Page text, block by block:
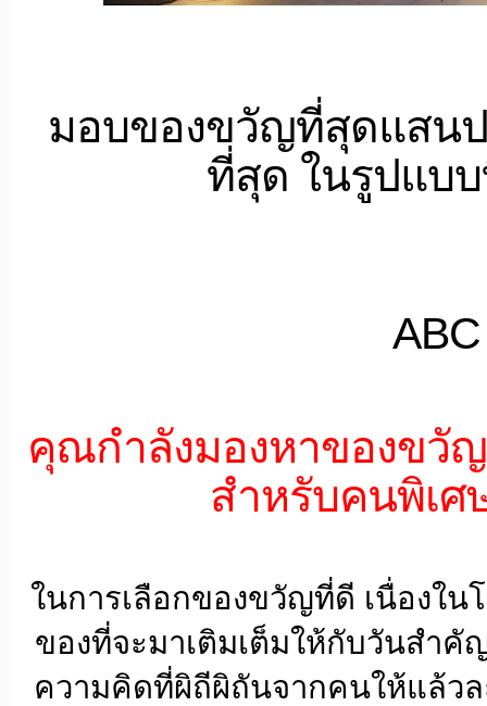
มอบของขวัญที่สุดแสน
ที่สุด ในรูปแบ
คุณกำลังมองหาของขวั
สำหรับคนพิเ
ในการเลือกของขวัญที่ดี เนื่องใ
ของที่จะมาเติมเต็มให้กับวันสำ
ความคิดที่ผิถีผิถันจากคนให้แล้ว